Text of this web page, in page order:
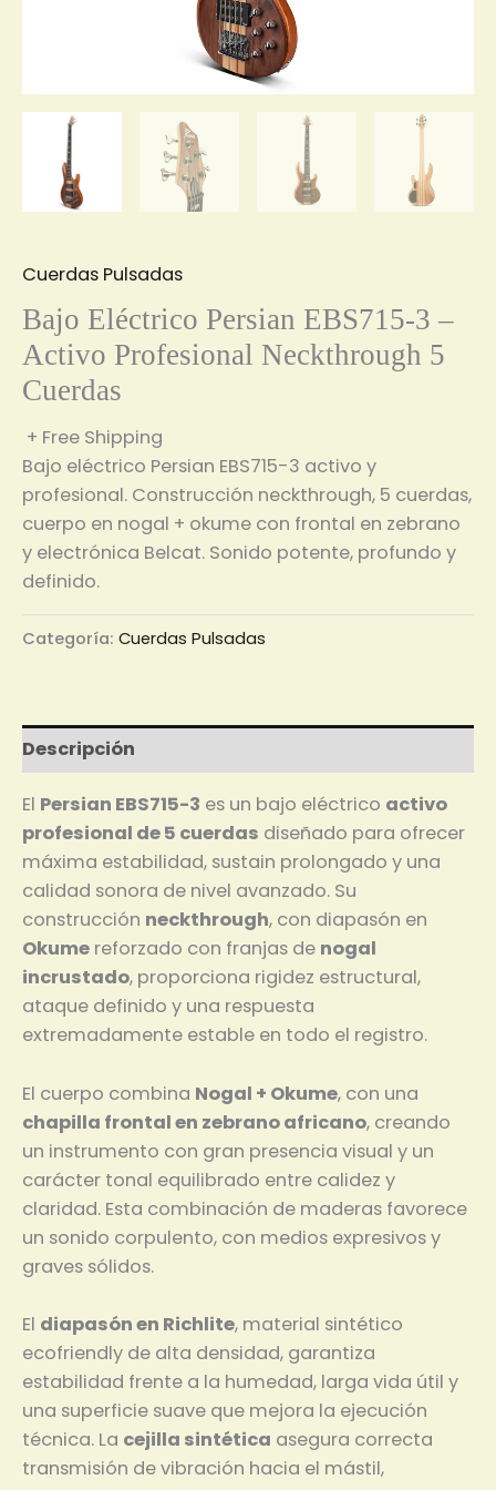
Cuerdas Pulsadas
Bajo Eléctrico Persian EBS715-3 –
Activo Profesional Neckthrough 5
Cuerdas
+ Free Shipping
Bajo eléctrico Persian EBS715-3 activo y
profesional. Construcción neckthrough, 5 cuerdas,
cuerpo en nogal + okume con frontal en zebrano
y electrónica Belcat. Sonido potente, profundo y
definido.
Categoría: Cuerdas Pulsadas
Descripción
El Persian EBS715-3 es un bajo eléctrico activo
profesional de 5 cuerdas diseñado para ofrecer
máxima estabilidad, sustain prolongado y una
calidad sonora de nivel avanzado. Su
construcción neckthrough, con diapasón en
Okume reforzado con franjas de nogal
incrustado, proporciona rigidez estructural,
ataque definido y una respuesta
extremadamente estable en todo el registro.
El cuerpo combina Nogal + Okume, con una
chapilla frontal en zebrano africano, creando
un instrumento con gran presencia visual y un
carácter tonal equilibrado entre calidez y
claridad. Esta combinación de maderas favorece
un sonido corpulento, con medios expresivos y
graves sólidos.
El diapasón en Richlite, material sintético
ecofriendly de alta densidad, garantiza
estabilidad frente a la humedad, larga vida útil y
una superficie suave que mejora la ejecución
técnica. La cejilla sintética asegura correcta
transmisión de vibración hacia el mástil,